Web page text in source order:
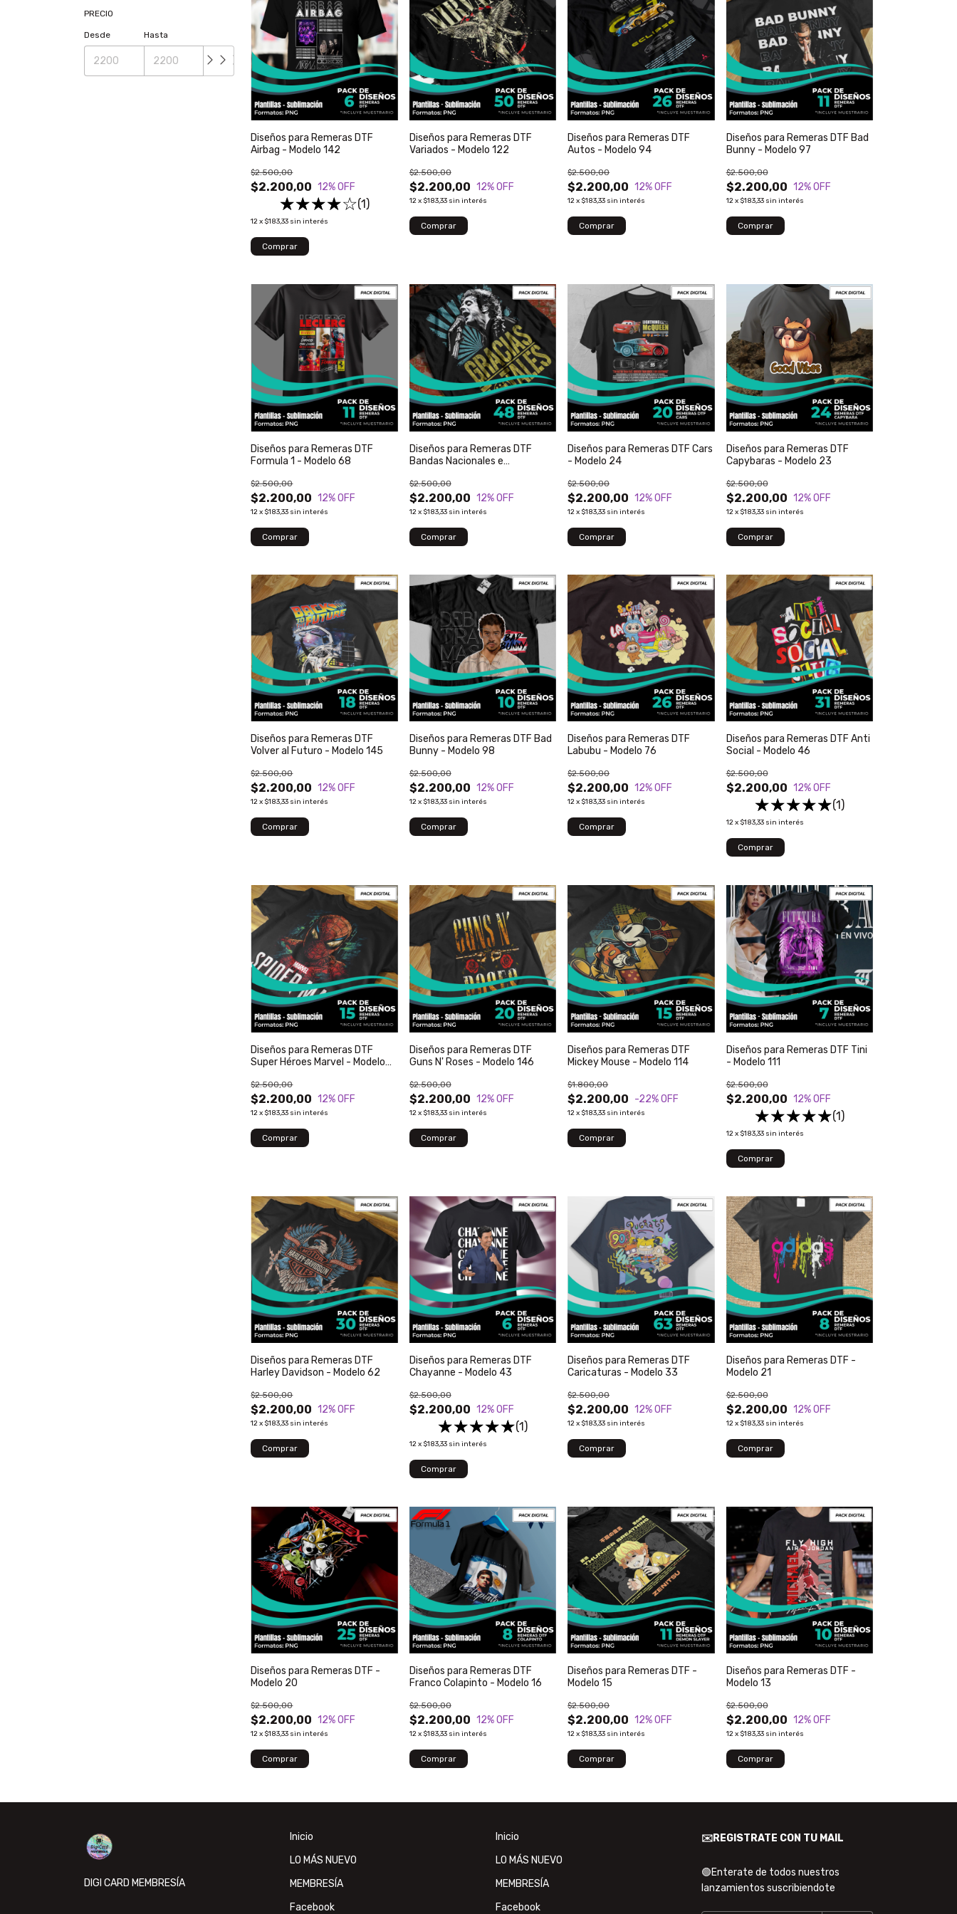
PRECIO
Desde Hasta
Diseños para Remeras DTF
Airbag - Modelo 142
$2.200,00
$2.500,00
12% OFF
(1)
12x $183,33 sin interés
Diseños para Remeras DTF
Variados - Modelo 122
$2.200,00
$2.500,00
12% OFF
12x $183,33 sin interés
Diseños para Remeras DTF
Autos - Modelo 94
$2.200,00
$2.500,00
12% OFF
12x $183,33 sin interés
Diseños para Remeras DTF Bad
Bunny - Modelo 97
$2.200,00
$2.500,00
12% OFF
12 x $183,33 sin interés
Diseños para Remeras DTF
Formula 1 - Modelo 68
$2.200,00
$2.500,00
12% OFF
12x $183,33 sin interés
Diseños para Remeras DTF
Bandas Nacionales e
$2.200,00
$2.500,00
12% OFF
12x $183,33 sin interés
Diseños para Remeras DTF Cars
- Modelo 24
$2.200,00
$2.500,00
12% OFF
12x $183,33 sin interés
Diseños para Remeras DTF
Capybaras - Modelo 23
$2.200,00
$2.500,00
12% OFF
12 x $183,33 sin interés
Diseños para Remeras DTF
Volver al Futuro - Modelo 145
$2.200,00
$2.500,00
12% OFF
12x $183,33 sin interés
Diseños para Remeras DTF Bad
Bunny - Modelo 98
$2.200,00
$2.500,00
12% OFF
12x $183,33 sin interés
Diseños para Remeras DTF
Labubu - Modelo 76
$2.200,00
$2.500,00
12% OFF
12x $183,33 sin interés
Diseños para Remeras DTF Anti
Social - Modelo 46
$2.200,00
$2.500,00
12% OFF
(1)
12 x $183,33 sin interés
Diseños para Remeras DTF
Super Héroes Marvel - Modelo
$2.200,00
$2.500,00
12% OFF
12x $183,33 sin interés
Diseños para Remeras DTF
Guns N' Roses - Modelo 146
$2.200,00
$2.500,00
12% OFF
12x $183,33 sin interés
Diseños para Remeras DTF
Mickey Mouse - Modelo 114
$2.200,00
$1.800,00
-22% OFF
12x $183,33 sin interés
Diseños para Remeras DTF Tini
- Modelo 111
$2.200,00
$2.500,00
12% OFF
(1)
12 x $183,33 sin interés
Diseños para Remeras DTF
Harley Davidson - Modelo 62
$2.200,00
$2.500,00
12% OFF
12x $183,33 sin interés
Diseños para Remeras DTF
Chayanne - Modelo 43
$2.200,00
$2.500,00
12% OFF
(1)
12x $183,33 sin interés
Diseños para Remeras DTF
Caricaturas - Modelo 33
$2.200,00
$2.500,00
12% OFF
12x $183,33 sin interés
Diseños para Remeras DTF -
Modelo 21
$2.200,00
$2.500,00
12% OFF
12 x $183,33 sin interés
Diseños para Remeras DTF -
Modelo 20
$2.200,00
$2.500,00
12% OFF
12x $183,33 sin interés
Diseños para Remeras DTF
Franco Colapinto - Modelo 16
$2.200,00
$2.500,00
12% OFF
12x $183,33 sin interés
Diseños para Remeras DTF -
Modelo 15
$2.200,00
$2.500,00
12% OFF
12x $183,33 sin interés
Diseños para Remeras DTF -
Modelo 13
$2.200,00
$2.500,00
12% OFF
12 x $183,33 sin interés
DIGI CARD MEMBRESÍA
Inicio
LO MÁS NUEVO
MEMBRESÍA
Facebook
Inicio
LO MÁS NUEVO
MEMBRESÍA
Facebook
✉️REGISTRATE CON TU MAIL
🟢Enterate de todos nuestros
lanzamientos suscribiendote